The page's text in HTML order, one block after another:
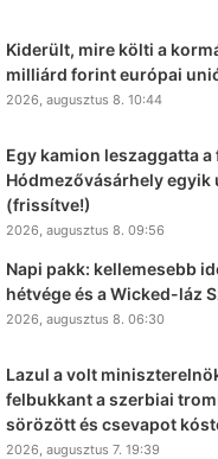
Kiderült, mire költi a
milliárd forint európai
2026, augusztus 8. 10:44
Egy kamion leszaggatta
Hódmezővásárhely egyik
(frissítve!)
2026, augusztus 8. 09:56
Napi pakk: kellemesebb
hétvége és a Wicked-láz
2026, augusztus 8. 06:30
Lazul a volt
felbukkant a szerbiai
sörözött és csevapot
2026, augusztus 7. 19:39